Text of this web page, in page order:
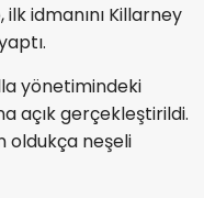
ilk idmanını Killarney
yönetimindeki
açık gerçekleştirildi.
oldukça neşeli